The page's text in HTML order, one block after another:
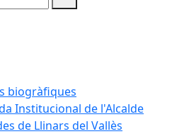
biogràfiques
Institucional de l'Alcalde
de Llinars del Vallès